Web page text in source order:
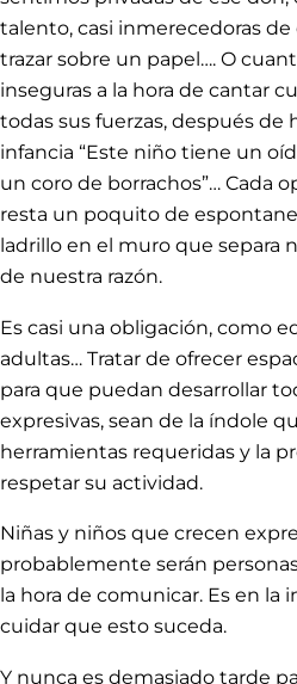
talento, casi inmerecedoras
trazar sobre un papel…. O
inseguras a la hora de cantar
todas sus fuerzas, después de
infancia “Este niño tiene un
un coro de borrachos”… Cada
resta un poquito de
ladrillo en el muro que separa
de nuestra razón.
Es casi una obligación, como
adultas… Tratar de ofrecer
para que puedan desarrollar
expresivas, sean de la índole
herramientas requeridas y la
respetar su actividad.
Niñas y niños que crecen
probablemente serán
la hora de comunicar. Es en la
cuidar que esto suceda.
Y nunca es demasiado tarde